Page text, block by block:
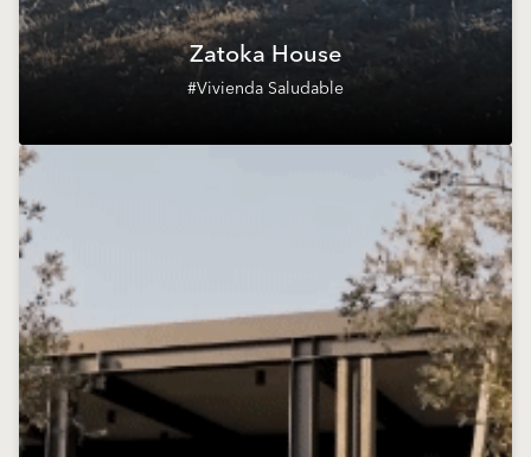
Zatoka House
#Vivienda Saludable